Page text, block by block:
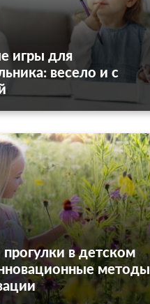
игры для
весело и с
в детском
методы